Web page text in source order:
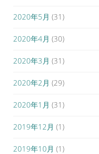
2020年5月 (31)
2020年4月 (30)
2020年3月 (31)
2020年2月 (29)
2020年1月 (31)
2019年12月 (1)
2019年10月 (1)